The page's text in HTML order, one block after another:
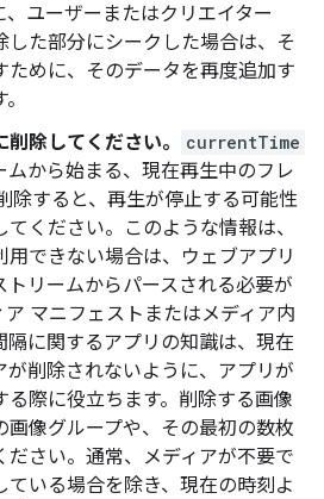
、ユーザーまたはクリエイター
した部分にシークした場合は、そ
ために、そのデータを再度追加す
除してください。
currentTime
ムから始まる、現在再生中のフレ
除すると、再生が停止する可能性
ください。このような情報は、
用できない場合は、ウェブアプリ
トリームからパースされる必要が
ア マニフェストまたはメディア内
隔に関するアプリの知識は、現在
が削除されないように、アプリが
る際に役立ちます。削除する画像
画像グループや、その最初の数枚
ださい。通常、メディアが不要で
ている場合を除き、現在の時刻よ